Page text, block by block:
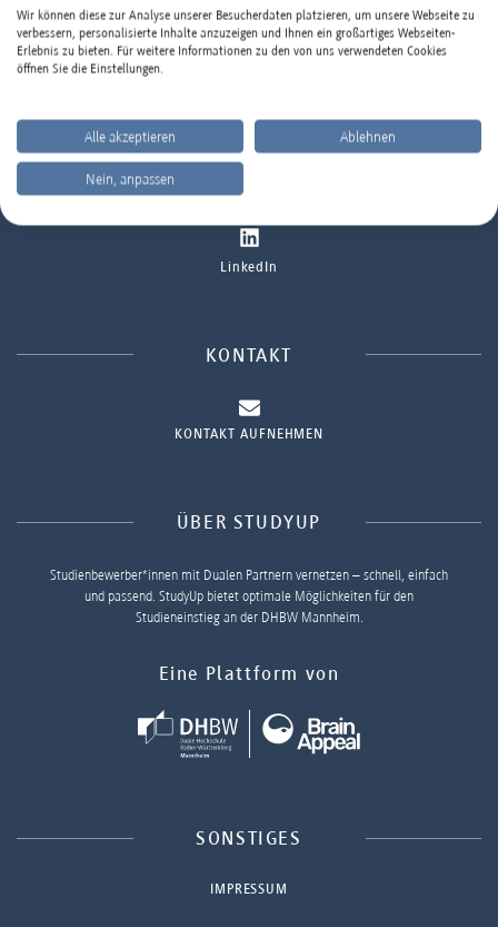
Ort oder Postleitzahl eingeben
ÜBER STUDYUP
Studienbewerber*innen mit Dualen Partnern vernetzen – schnell, einfach
und passend. StudyUp bietet optimale Möglichkeiten für den
Studieneinstieg an der DHBW Mannheim.
Eine Plattform von
DHBW MANNHEIM IM INTERNET
LinkedIn
KONTAKT
KONTAKT AUFNEHMEN
SONSTIGES
IMPRESSUM
Wir können diese zur Analyse unserer Besucherdaten platzieren, um unsere Webseite zu
verbessern, personalisierte Inhalte anzuzeigen und Ihnen ein großartiges Webseiten-
Erlebnis zu bieten. Für weitere Informationen zu den von uns verwendeten Cookies
öffnen Sie die Einstellungen.
Alle akzeptieren Ablehnen
Nein, anpassen